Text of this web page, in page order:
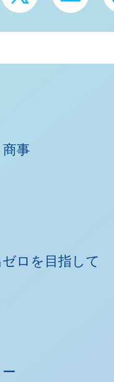
事
ロを目指して